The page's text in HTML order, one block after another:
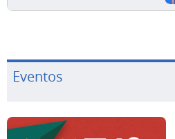
Eventos